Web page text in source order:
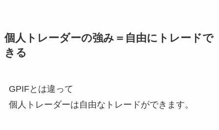
個人トレーダーの強み＝自由にトレードで
きる
GPIFとは違って
個人トレーダーは自由なトレードができます。